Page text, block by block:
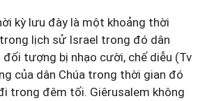
kỳ lưu đày là một khoảng thời
lịch sử Israel trong đó dân
đối tượng bị nhạo cười, chế diễu (Tv
của dân Chúa trong thời gian đó
trong đêm tối. Giêrusalem không